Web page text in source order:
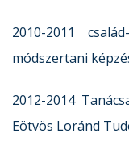
2010-2011
módszertani
2012-2014
Eötvös Loránd